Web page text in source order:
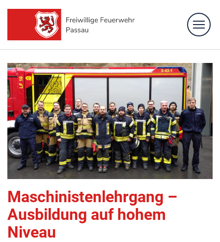
Löschzüge
Fachbereiche
Bürgerinformation
Kontakt
Maschinistenlehrgang –
Ausbildung auf hohem
Niveau